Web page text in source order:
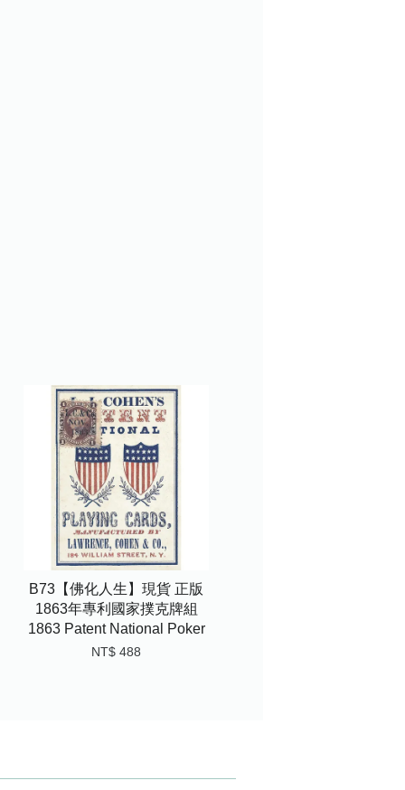
B73【佛化人生】現貨 正版
1863年專利國家撲克牌組
1863 Patent National Poker
NT$ 488